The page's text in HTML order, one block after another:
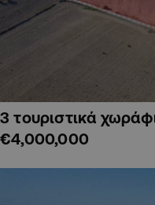
3 τουριστικά
€4,000,000